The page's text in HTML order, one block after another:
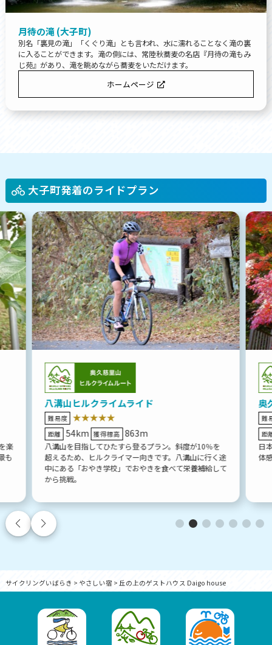
月待の滝 (大子町)
別名「裏見の滝」「くぐり滝」とも言われ、水に濡れることなく滝の裏
に入ることができます。滝の側には、常陸秋蕎麦の名店『月待の滝もみ
じ苑』があり、滝を眺めながら蕎麦をいただけます。
ホームページ
大子町発着のライドプラン
楽
も
八溝山ヒルクライムライド
難易度 ★★★★★
距離 54km 獲得標高 863m
八溝山を目指してひたすら登るプラン。斜度が10％を
超えるため、ヒルクライマー向きです。八溝山に行く途
中にある「おやき学校」でおやきを食べて栄養補給して
から挑戦。
奥
難
距
日
体
サイクリングいばらき > やさしい宿 > 丘の上のゲストハウス Daigo house